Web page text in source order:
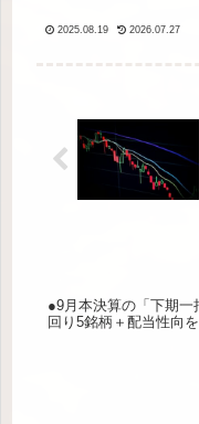
2025.08.19 2026.07.27
●9月本決算の「下期一
回り5銘柄＋配当性向